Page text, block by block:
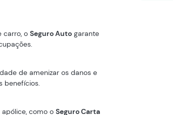
carro, oSeguro Auto garante
de amenizar os danos e
benefícios.
apólice, como oSeguro Carta